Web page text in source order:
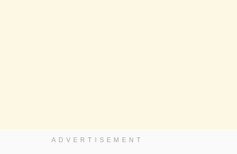
ADVERTISEMENT